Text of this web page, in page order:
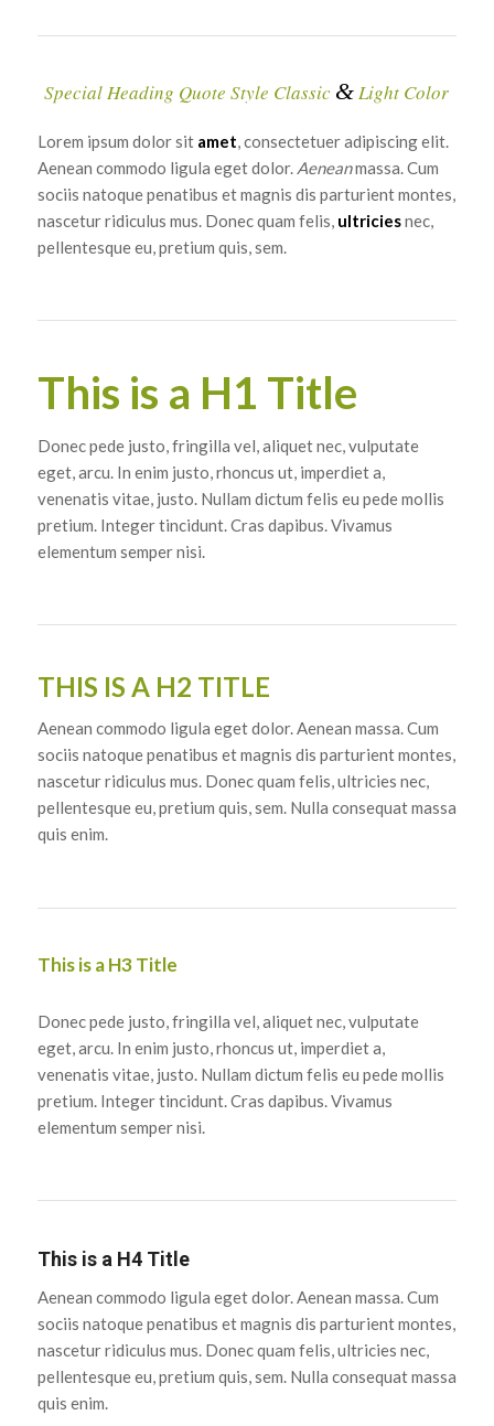
Special Heading Quote Style Classic &Light Color
Lorem ipsum dolor sit amet, consectetuer adipiscing elit.
Aenean commodo ligula eget dolor. Aeneanmassa. Cum
sociis natoque penatibus et magnis dis parturient montes,
nascetur ridiculus mus. Donec quam felis, ultriciesnec,
pellentesque eu, pretium quis, sem.
This is a H1 Title
Donec pede justo, fringilla vel, aliquet nec, vulputate
eget, arcu. In enim justo, rhoncus ut, imperdiet a,
venenatis vitae, justo. Nullam dictum felis eu pede mollis
pretium. Integer tincidunt. Cras dapibus. Vivamus
elementum semper nisi.
THIS IS A H2 TITLE
Aenean commodo ligula eget dolor. Aenean massa. Cum
sociis natoque penatibus et magnis dis parturient montes,
nascetur ridiculus mus. Donec quam felis, ultricies nec,
pellentesque eu, pretium quis, sem. Nulla consequat massa
quis enim.
This is a H3 Title
Donec pede justo, fringilla vel, aliquet nec, vulputate
eget, arcu. In enim justo, rhoncus ut, imperdiet a,
venenatis vitae, justo. Nullam dictum felis eu pede mollis
pretium. Integer tincidunt. Cras dapibus. Vivamus
elementum semper nisi.
This is a H4 Title
Aenean commodo ligula eget dolor. Aenean massa. Cum
sociis natoque penatibus et magnis dis parturient montes,
nascetur ridiculus mus. Donec quam felis, ultricies nec,
pellentesque eu, pretium quis, sem. Nulla consequat massa
quis enim.